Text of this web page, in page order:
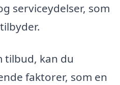
serviceydelser, som
tilbud, kan du
faktorer, som en